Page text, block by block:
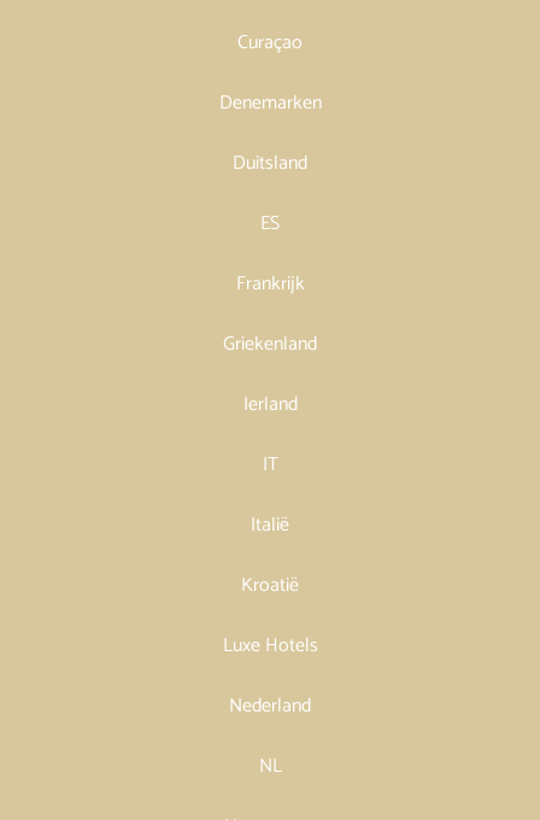
Curaçao
Denemarken
Duitsland
ES
Frankrijk
Griekenland
Ierland
IT
Italië
Kroatië
Luxe Hotels
Nederland
NL